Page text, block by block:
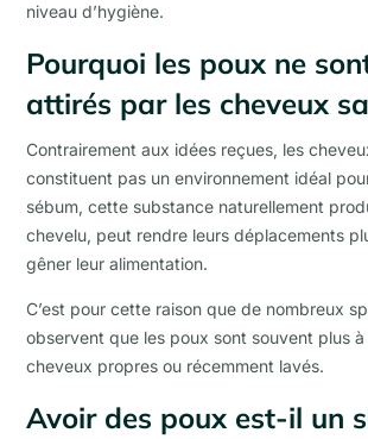
niveau d’hygiène.
Pourquoi les poux ne
attirés par les cheveux
Contrairement aux idées reçues, les
constituent pas un environnement idéal
sébum, cette substance naturellement
chevelu, peut rendre leurs déplacements
gêner leur alimentation.
C’est pour cette raison que de nombreux
observent que les poux sont souvent plus à
cheveux propres ou récemment lavés.
Avoir des poux est-il un